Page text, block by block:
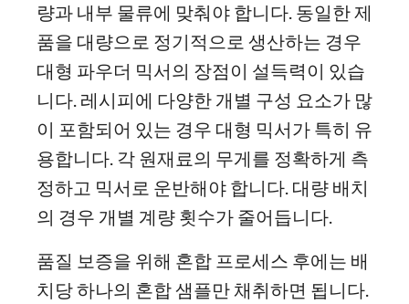
량과 내부 물류에 맞춰야 합니다. 동일한 제
품을 대량으로 정기적으로 생산하는 경우
대형 파우더 믹서의 장점이 설득력이 있습
니다. 레시피에 다양한 개별 구성 요소가 많
이 포함되어 있는 경우 대형 믹서가 특히 유
용합니다. 각 원재료의 무게를 정확하게 측
정하고 믹서로 운반해야 합니다. 대량 배치
의 경우 개별 계량 횟수가 줄어듭니다.
품질 보증을 위해 혼합 프로세스 후에는 배
치당 하나의 혼합 샘플만 채취하면 됩니다.